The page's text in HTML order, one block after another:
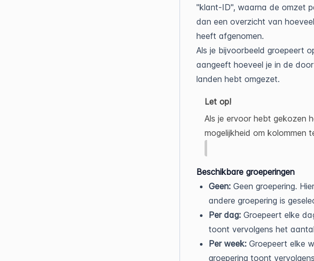
"klant-ID", waarna de omzet
dan een overzicht van
heeft afgenomen.
Als je bijvoorbeeld groepeert
aangeeft hoeveel je in de
landen hebt omgezet.
Let op!
Als je ervoor hebt gekozen
mogelijkheid om kolommen
Beschikbare groeperingen
Geen: Geen groepering.
andere groepering is
Per dag: Groepeert elke
toont vervolgens het
Per week: Groepeert elke
groepering toont